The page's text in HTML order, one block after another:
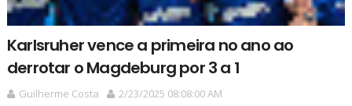
Karlsruher vence a primeira no ano ao
derrotar o Magdeburg por 3 a 1
Guilherme Costa
2/23/2025 08:08:00 AM